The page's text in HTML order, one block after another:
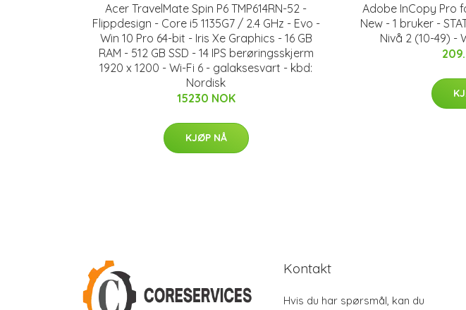
Acer TravelMate Spin P6 TMP614RN-52 -
Flippdesign - Core i5 1135G7 / 2.4 GHz - Evo -
Win 10 Pro 64-bit - Iris Xe Graphics - 16 GB
RAM - 512 GB SSD - 14 IPS berøringsskjerm
1920 x 1200 - Wi-Fi 6 - galaksesvart - kbd:
Nordisk
15230 NOK
KJØP NÅ
Adobe InCopy Pro
New - 1 bruker -
Nivå 2 (10-49) -
Kontakt
Hvis du har spørsmål, kan du